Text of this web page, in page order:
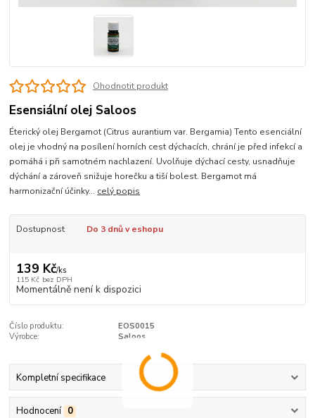
Ohodnotit produkt
Esensiální olej Saloos
Éterický olej Bergamot (Citrus aurantium var. Bergamia) Tento esenciální
olej je vhodný na posílení horních cest dýchacích, chrání je před infekcí a
pomáhá i při samotném nachlazení. Uvolňuje dýchací cesty, usnadňuje
dýchání a zároveň snižuje horečku a tiší bolest. Bergamot má
harmonizační účinky... celý popis
Dostupnost Do 3 dnů v eshopu
139 Kč/ks
115 Kč bez DPH
Momentálně není k dispozici
Číslo produktu:
EOS0015
Výrobce:
Saloos
Kompletní specifikace
Hodnocení 0